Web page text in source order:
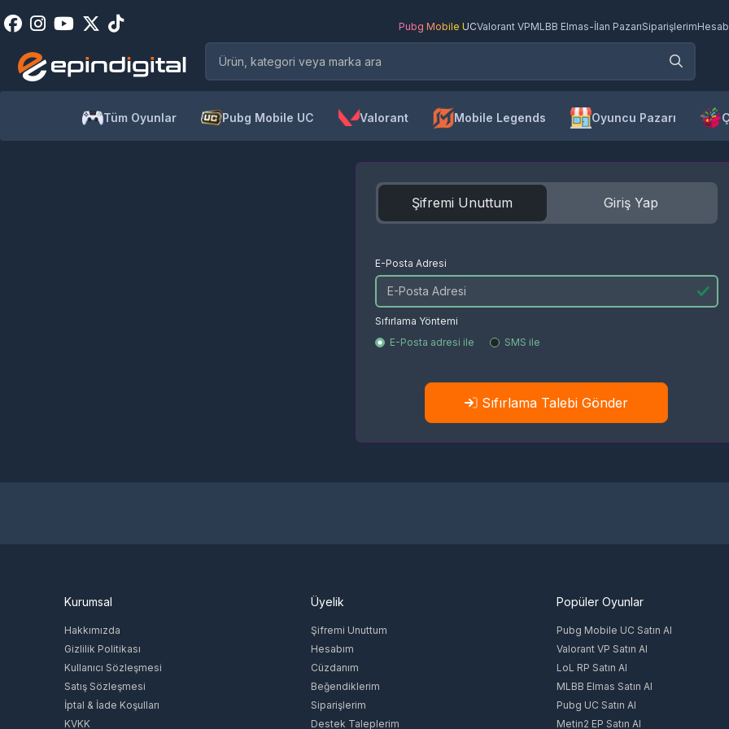
Pubg Mobile UCValorant VPMLBB Elmas-İlan PazarıSiparişlerim
Tüm Oyunlar Pubg Mobile UC Valorant Mobile Legends Oyuncu Pazarı
Şifremi Unuttum Giriş Yap
E-Posta Adresi
Sıfırlama Yöntemi
E-Posta adresi ile
SMS ile
Sıfırlama Talebi Gönder
Kurumsal
Hakkımızda
Gizlilik Politikası
Kullanıcı Sözleşmesi
Satış Sözleşmesi
İptal & İade Koşulları
KVKK
Üyelik
Şifremi Unuttum
Hesabım
Cüzdanım
Beğendiklerim
Siparişlerim
Destek Taleplerim
Popüler Oyunlar
Pubg Mobile UC Satın Al
Valorant VP Satın Al
LoL RP Satın Al
MLBB Elmas Satın Al
Pubg UC Satın Al
Metin2 EP Satın Al